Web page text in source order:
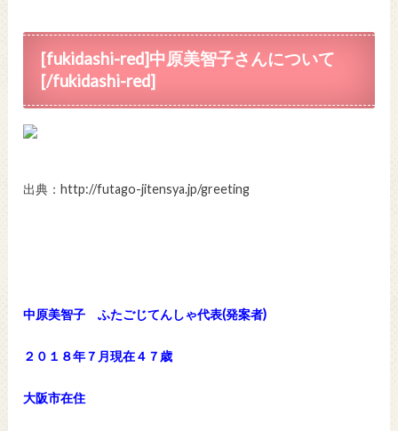
[fukidashi-red]中原美智子さんについて
[/fukidashi-red]
出典：http://futago-jitensya.jp/greeting
中原美智子 ふたごじてんしゃ代表(発案者)
２０１８年７月現在４７歳
大阪市在住